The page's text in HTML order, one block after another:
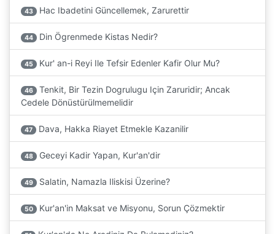
43 Hac Ibadetini Güncellemek, Zarurettir
44 Din Ögrenmede Kistas Nedir?
45 Kur' an-i Reyi Ile Tefsir Edenler Kafir Olur Mu?
46
Tenkit, Bir Tezin Dogrulugu Için Zaruridir; Ancak
Cedele Dönüstürülmemelidir
47 Dava, Hakka Riayet Etmekle Kazanilir
48 Geceyi Kadir Yapan, Kur'an'dir
49 Salatin, Namazla Iliskisi Üzerine?
50 Kur'an'in Maksat ve Misyonu, Sorun Çözmektir